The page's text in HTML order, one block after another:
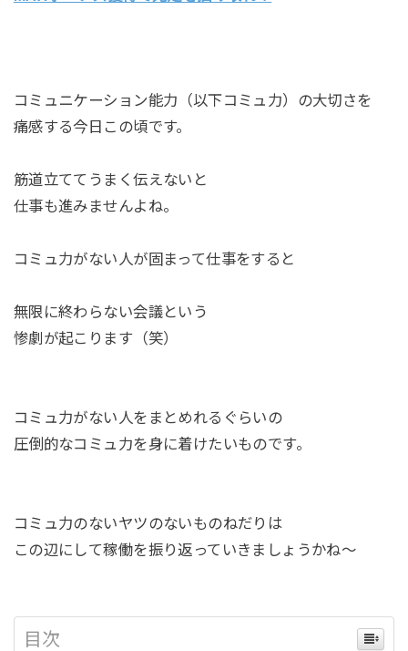
コミュニケーション能力（以下コミュ力）の大切さを
痛感する今日この頃です。
筋道立ててうまく伝えないと
仕事も進みませんよね。
コミュ力がない人が固まって仕事をすると
無限に終わらない会議という
惨劇が起こります（笑）
コミュ力がない人をまとめれるぐらいの
圧倒的なコミュ力を身に着けたいものです。
コミュ力のないヤツのないものねだりは
この辺にして稼働を振り返っていきましょうかね～
目次